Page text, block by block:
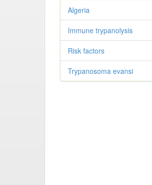
Algeria
Immune trypanolysis
Risk factors
Trypanosoma evansi